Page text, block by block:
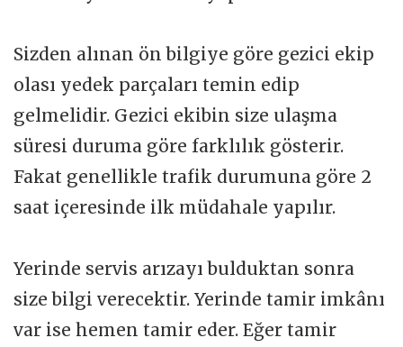
Sizden alınan ön bilgiye göre gezici ekip
olası yedek parçaları temin edip
gelmelidir. Gezici ekibin size ulaşma
süresi duruma göre farklılık gösterir.
Fakat genellikle trafik durumuna göre 2
saat içeresinde ilk müdahale yapılır.
Yerinde servis arızayı bulduktan sonra
size bilgi verecektir. Yerinde tamir imkânı
var ise hemen tamir eder. Eğer tamir